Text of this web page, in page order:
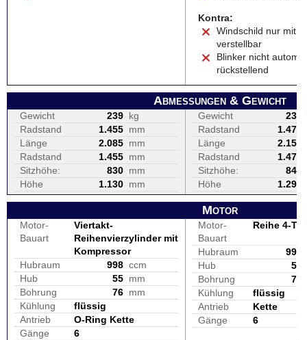
Kontra:
Windschild nur mit
verstellbar
Blinker nicht
rückstellend
Abmessungen & Gewicht
Gewicht 239 kg
Radstand
1.455 mm
Länge
2.085 mm
Radstand
1.455 mm
Sitzhöhe:
830 mm
Höhe
1.130 mm
Gewicht
232
Radstand
1.470
Länge
2.150
Radstand
1.470
Sitzhöhe:
845
Höhe
1.290
Motor
Motor-
Bauart
Viertakt-
Reihenvierzylinder mit
Kompressor
Hubraum
998 ccm
Hub
55 mm
Bohrung
76 mm
Kühlung
flüssig
Antrieb
O-Ring Kette
Gänge
6
Motor-
Bauart
Reihe 4-
Hubraum
999
Hub
59
Bohrung
73
Kühlung
flüssig
Antrieb
Kette
Gänge
6